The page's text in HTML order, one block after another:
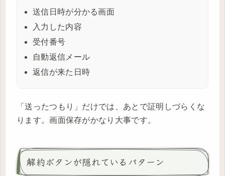
送信日時が分かる画面
入力した内容
受付番号
自動返信メール
返信が来た日時
「送ったつもり」だけでは、あとで証明しづらくな
ります。画面保存がかなり大事です。
解約ボタンが隠れているパターン